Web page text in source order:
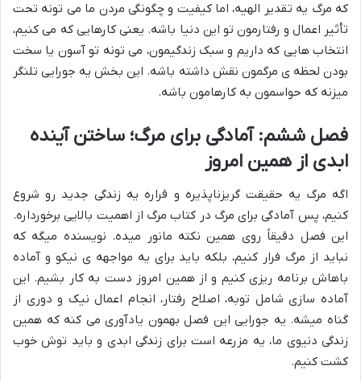
که مرگ یه تقدیر الهیه، اما کیفیت و چگونگی مردن ما می تونه تحت
تأثیر اعمال و رفتارمون تو این دنیا باشه. یعنی کارهایی که می کنیم،
انتخاب هایی که داریم و سبک زندگیمون، می تونه تو آسون یا سخت
بودن لحظه ی مرگمون نقش داشته باشه. این بخش یه جورایی تلنگر
میزنه که حواسمون به کارهامون باشه.
فصل ششم: آمادگی برای مرگ؛ ساختن آینده
ابدی از همین امروز
اگه مرگ یه حقیقت گریزناپذیره و قراره یه زندگی جدید رو شروع
کنیم، پس آمادگی برای مرگ در کتاب مرگ از اهمیت بالایی برخورداره.
این فصل دقیقاً روی همین نکته مانور میده. نویسنده میگه که
نباید از مرگ فرار کنیم، بلکه باید برای یه مواجهه ی نیکو و آماده
باهاش برنامه ریزی کنیم و از همین امروز دست به کار بشیم. این
آماده سازی شامل توبه، اصلاح رفتار، انجام اعمال نیک و دوری از
گناه میشه. یه جورایی این فصل بهمون یادآوری می کنه که همین
زندگی دنیوی ما، یه مزرعه است برای زندگی ابدی و باید توش خوب
کشت کنیم.